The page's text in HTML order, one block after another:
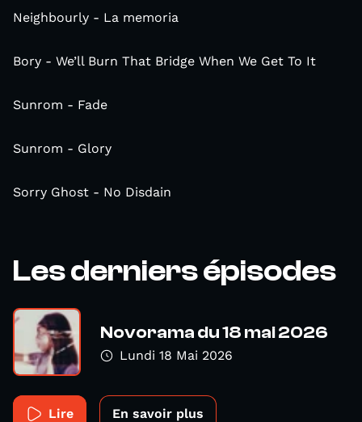
Neighbourly - La memoria
Bory - We’ll Burn That Bridge When We Get To It
Sunrom - Fade
Sunrom - Glory
Sorry Ghost - No Disdain
Les derniers épisodes
Novorama du 18 mai 2026
Lundi 18 Mai 2026
Lire En savoir plus